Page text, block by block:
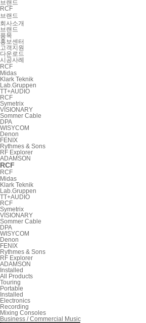
브랜드
RCF
브랜드
회사소개
브랜드
품목
홍보센터
고객지원
다운로드
시공사례
RCF
Midas
Klark Teknik
Lab.Gruppen
TT+AUDIO
RCF
Symetrix
VISIONARY
Sommer Cable
DPA
WISYCOM
Denon
FENIX
Rythmes & Sons
RF Explorer
ADAMSON
RCF
RCF
Midas
Klark Teknik
Lab.Gruppen
TT+AUDIO
RCF
Symetrix
VISIONARY
Sommer Cable
DPA
WISYCOM
Denon
FENIX
Rythmes & Sons
RF Explorer
ADAMSON
Installed
All Products
Touring
Portable
Installed
Electronics
Recording
Mixing Consoles
Business / Commercial Music